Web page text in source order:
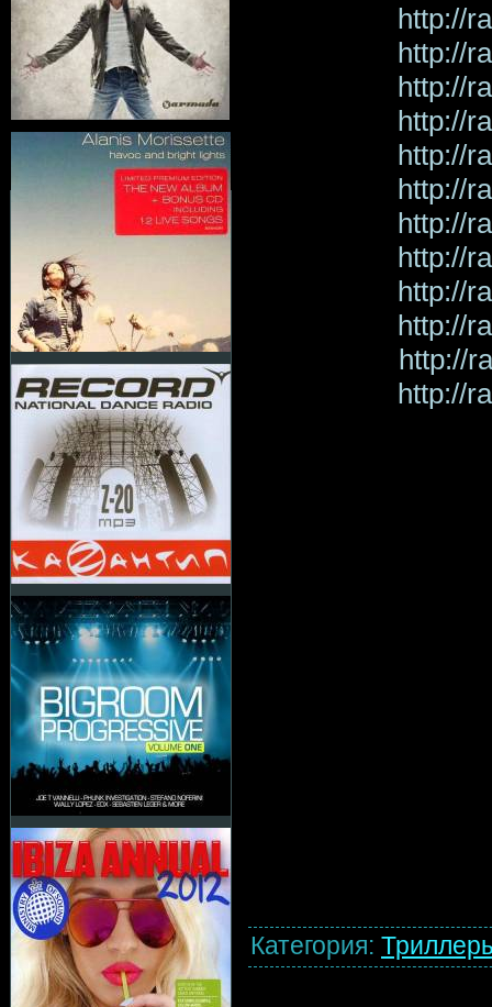
http://
http://
http://
http://
http://
http://
http://
http://
http://
http://
http://
http://
Категория: